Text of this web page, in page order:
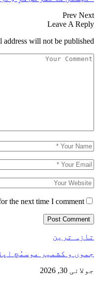
Prev Next
Leave A Reply
address will not be published.
the next time I comment.
تازہ ترین
جموں و کشمیر موسمُچ
جولائی 30, 2026